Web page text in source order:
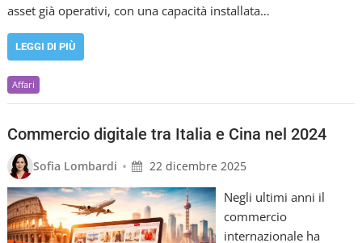
asset già operativi, con una capacità installata…
LEGGI DI PIÙ
Affari
Commercio digitale tra Italia e Cina nel 2024
Sofia Lombardi • 22 dicembre 2025
Negli ultimi anni il
commercio
internazionale ha